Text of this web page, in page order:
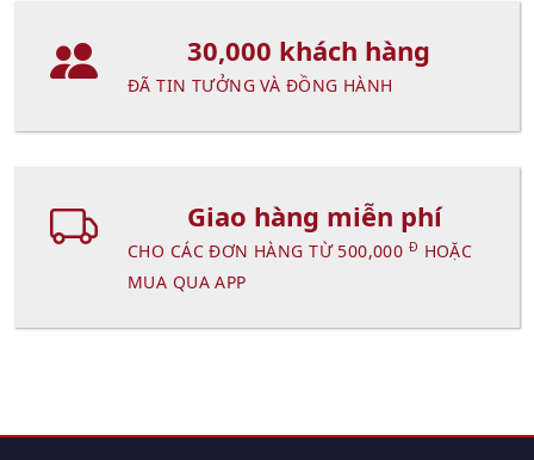
30,000 khách hàng
ĐÃ TIN TƯỞNG VÀ ĐỒNG HÀNH
Giao hàng miễn phí
CHO CÁC ĐƠN HÀNG TỪ 500,000 Đ HOẶC
MUA QUA APP